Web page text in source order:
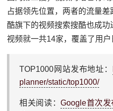
占据领先位置，两者的流量
酷旗下的视频搜索搜酷也成功
视频就一共14家，覆盖了用户
TOP1000网站发布地址：
planner/static/top1000/
相关阅读：Google首次